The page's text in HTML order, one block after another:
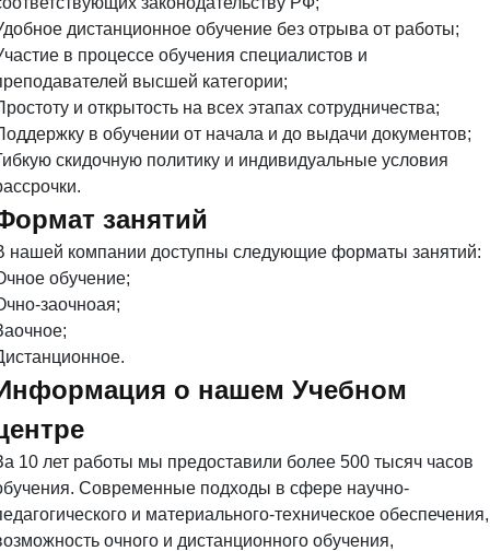
дистанционное обучение без отрыва от работы;
в процессе обучения специалистов и
высшей категории;
и открытость на всех этапах сотрудничества;
в обучении от начала и до выдачи документов;
скидочную политику и индивидуальные условия
занятий
нашей компании доступны следующие форматы занятий:
обучение;
заочноая;
о нашем Учебном
10 лет работы мы предоставили более 500 тысяч часов
Современные подходы в сфере научно-
и материального-техническое обеспечения,
очного и дистанционного обучения,